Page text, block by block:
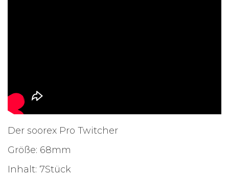
Der soorex Pro Twitcher
Größe: 68mm
Inhalt: 7Stück